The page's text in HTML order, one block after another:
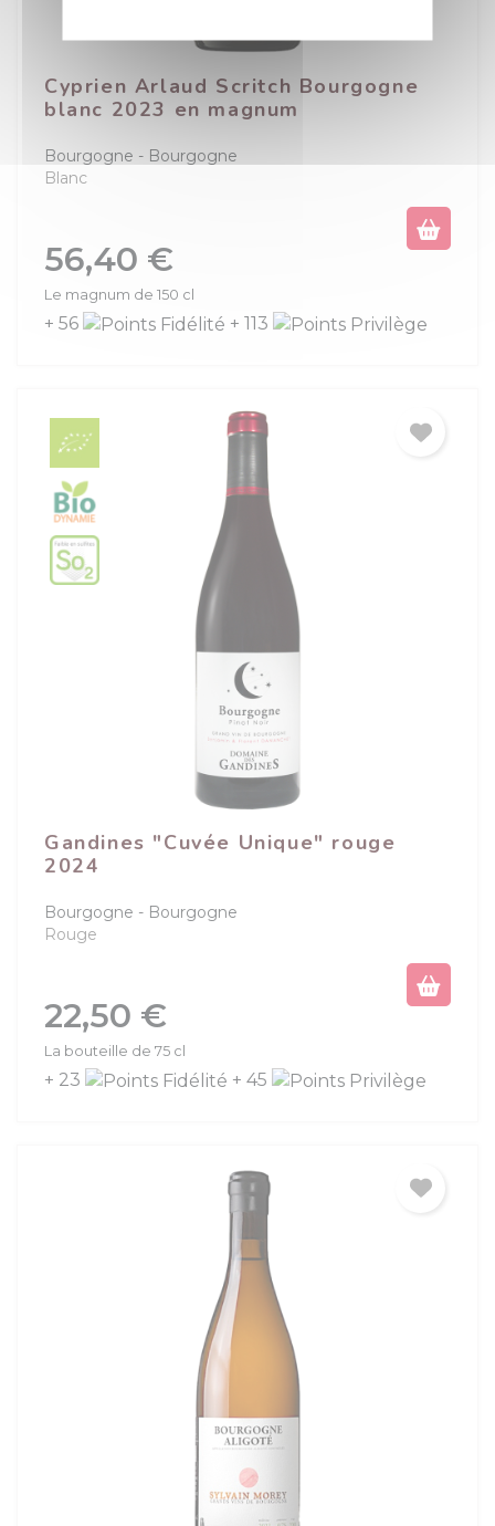
Cyprien Arlaud Scritch Bourgogne
blanc 2023 en magnum
Bourgogne
Bourgogne
Blanc
Prix
56,40 €
Le magnum de 150 cl
+ 56 + 113
Gandines "Cuvée Unique" rouge
2024
Bourgogne
Bourgogne
Rouge
Prix
22,50 €
La bouteille de 75 cl
+ 23 + 45